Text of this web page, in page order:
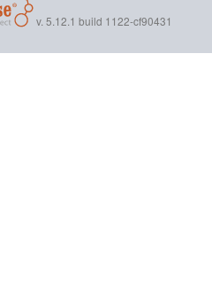
v. 5.12.1 build 1122-cf90431